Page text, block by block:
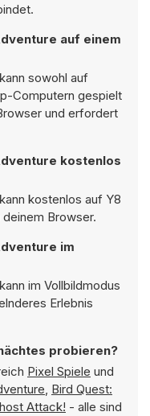
auf einem
sowohl auf
Computern gespielt
und erfordert
kostenlos
kostenlos auf Y8
Browser.
im
im Vollbildmodus
Erlebnis
probieren?
Pixel Spiele und
, Bird Quest:
Attack! - alle sind